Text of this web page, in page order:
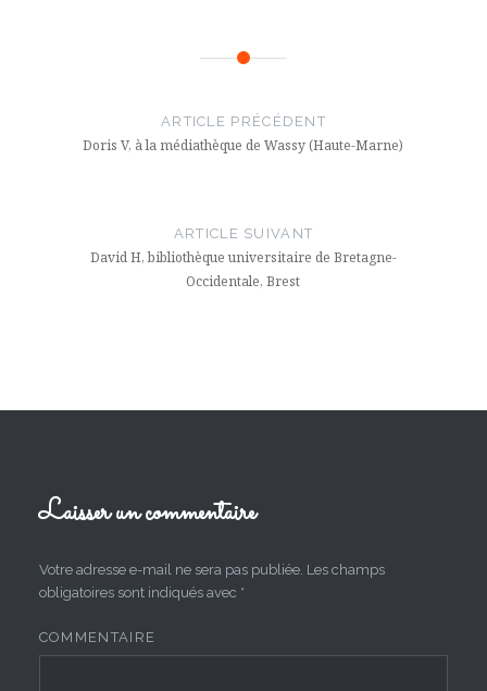
ARTICLE PRÉCÉDENT
Doris V, à la médiathèque de Wassy (Haute-Marne)
ARTICLE SUIVANT
David H, bibliothèque universitaire de Bretagne-
Occidentale, Brest
Laisser un commentaire
Votre adresse e-mail ne sera pas publiée. Les champs
obligatoires sont indiqués avec *
COMMENTAIRE